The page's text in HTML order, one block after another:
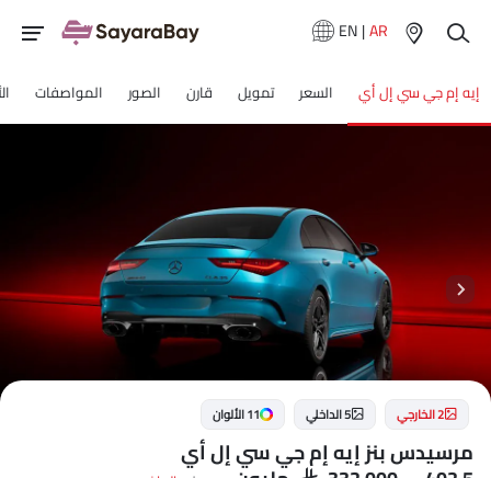
EN|AR
إيه إم جي سي إل أي السعر تمويل قارن الصور المواصفات
2 الخارجي 5 الداخلي 11 الألوان
مرسيدس بنز إيه إم جي سي إل أي